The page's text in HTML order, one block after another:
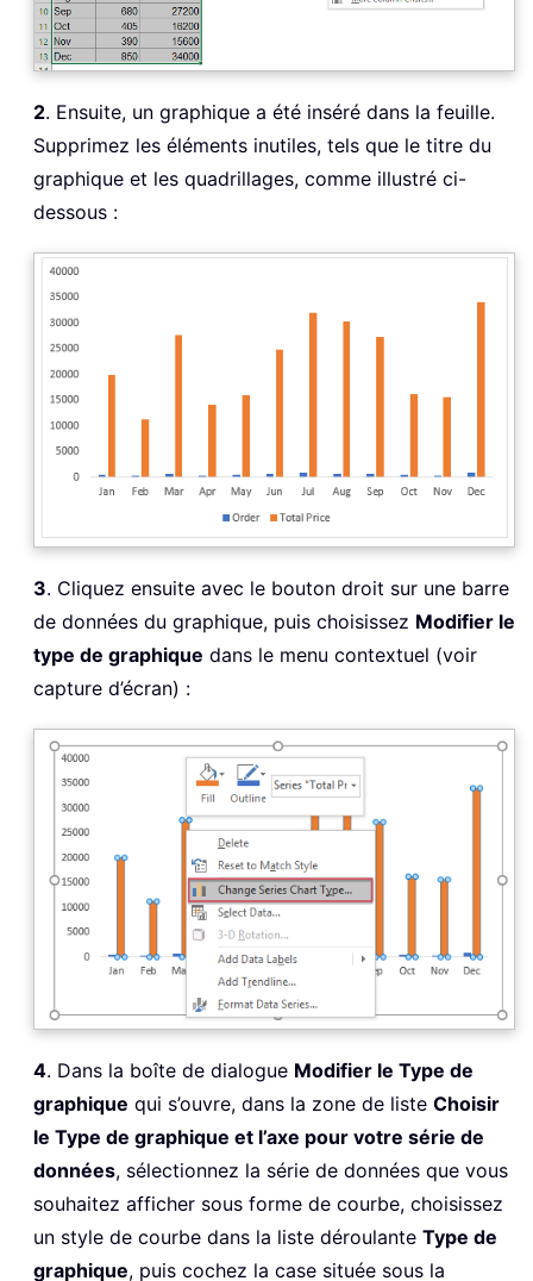
2. Ensuite, un graphique a été inséré dans la feuille.
Supprimez les éléments inutiles, tels que le titre du
graphique et les quadrillages, comme illustré ci-
dessous :
3. Cliquez ensuite avec le bouton droit sur une barre
de données du graphique, puis choisissez Modifier le
type de graphique dans le menu contextuel (voir
capture d’écran) :
4. Dans la boîte de dialogue Modifier le Type de
graphique qui s’ouvre, dans la zone de liste Choisir
le Type de graphique et l’axe pour votre série de
données, sélectionnez la série de données que vous
souhaitez afficher sous forme de courbe, choisissez
un style de courbe dans la liste déroulante Type de
graphique, puis cochez la case située sous la